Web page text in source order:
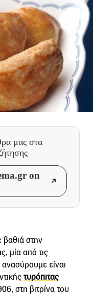
μας στα
on
στην
μία από τις
είναι
τυρόπιτας
στη βιτρίνα του